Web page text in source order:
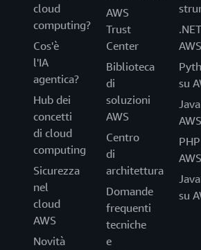
cloud
computing?
Cos'è
l'IA
agentica?
Hub dei
concetti
di cloud
computing
Sicurezza
nel
cloud
AWS
Novità
AWS
Trust
Center
Biblioteca
di
soluzioni
AWS
Centro
di
architettura
Domande
frequenti
tecniche
e
AWS
su
AWS
AWS
su